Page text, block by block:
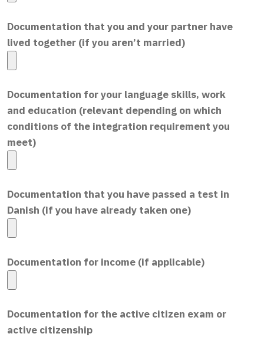
Documentation that you and your partner have
lived together (if you aren’t married)
Documentation for your language skills, work
and education (relevant depending on which
conditions of the integration requirement you
meet)
Documentation that you have passed a test in
Danish (if you have already taken one)
Documentation for income (if applicable)
Documentation for the active citizen exam or
active citizenship